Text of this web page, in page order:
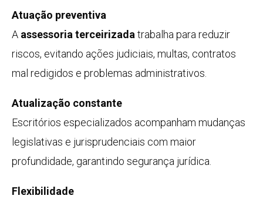
Atuação preventiva
A assessoria terceirizada trabalha para reduzir
riscos, evitando ações judiciais, multas, contratos
mal redigidos e problemas administrativos.
Atualização constante
Escritórios especializados acompanham mudanças
legislativas e jurisprudenciais com maior
profundidade, garantindo segurança jurídica.
Flexibilidade